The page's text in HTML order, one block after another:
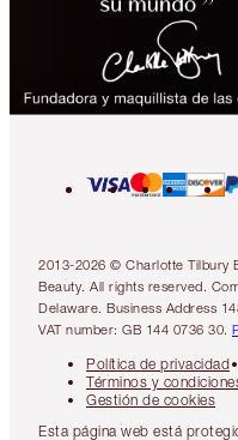
2013-2026 © Charlotte Tilbury
Beauty. All rights reserved.
Delaware. Business Address
VAT number: GB 144 0736 30.
Política de privacidad
Términos y
Gestión de cookies
Esta página web está